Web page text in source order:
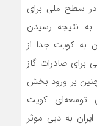
در سطح ملی برای
نتیجه رسیدن
به کویت جدا از
برای صادرات گاز
بر ورود بخش
توسعه‌ای کویت
به دبی موثر